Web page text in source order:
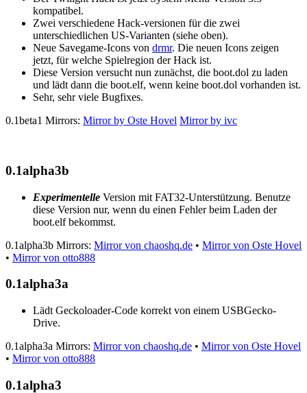
kompatibel.
Zwei verschiedene Hack-versionen für die zwei
unterschiedlichen US-Varianten (siehe oben).
Neue Savegame-Icons von drmr. Die neuen Icons zeigen
jetzt, für welche Spielregion der Hack ist.
Diese Version versucht nun zunächst, die boot.dol zu laden
und lädt dann die boot.elf, wenn keine boot.dol vorhanden ist.
Sehr, sehr viele Bugfixes.
0.1beta1 Mirrors: Mirror by Oste Hovel Mirror by ivc
0.1alpha3b
Experimentelle Version mit FAT32-Unterstützung. Benutze
diese Version nur, wenn du einen Fehler beim Laden der
boot.elf bekommst.
0.1alpha3b Mirrors: Mirror von chaoshq.de • Mirror von Oste Hovel
• Mirror von otto888
0.1alpha3a
Lädt Geckoloader-Code korrekt von einem USBGecko-
Drive.
0.1alpha3a Mirrors: Mirror von chaoshq.de • Mirror von Oste Hovel
• Mirror von otto888
0.1alpha3